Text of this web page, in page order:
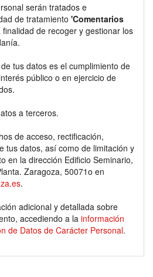
serán tratados e
de tratamiento 'Comentarios
finalidad de recoger y gestionar los
tus datos es el cumplimiento de
público o en ejercicio de
a terceros.
de acceso, rectificación,
tus datos, así como de limitación y
en la dirección Edificio Seminario,
Zaragoza, 50071o en
.
adicional y detallada sobre
accediendo a la información
de Datos de Carácter Personal.